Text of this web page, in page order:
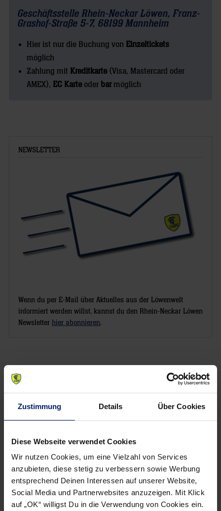
Zustimmung Details Über Cookies
Diese Webseite verwendet Cookies
Wir nutzen Cookies, um eine Vielzahl von Services
anzubieten, diese stetig zu verbessern sowie Werbung
entsprechend Deinen Interessen auf unserer Website,
Social Media und Partnerwebsites anzuzeigen. Mit Klick
auf „OK“ willigst Du in die Verwendung von Cookies ein.
Geschäftsstelle Rhein-Neckar Löwen, Franz-
Grashof-Straße 5-7, 68199 Mannheim
Hier ist nur die Buchung von Einzeltickets
möglich
Zahlung mit Kreditkarte (Visa, Mastercard oder
AMEX), EC Karte oder barmöglich
NEWSLETTER
Wenn du per E-Mail über Aktuelles aus der Löwenwelt
informiert werden willst, kannst du den Rhein-Neckar Löwen
Newsletter hier abonnieren.